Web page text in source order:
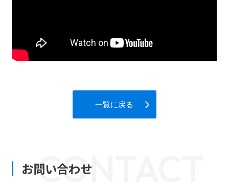
一覧に戻る
CONTACT
お問い合わせ